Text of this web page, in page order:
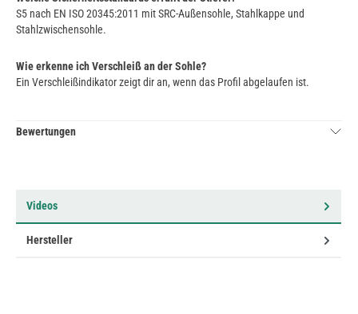
S5 nach EN ISO 20345:2011 mit SRC-Außensohle, Stahlkappe und
Stahlzwischensohle.
Wie erkenne ich Verschleiß an der Sohle?
Ein Verschleißindikator zeigt dir an, wenn das Profil abgelaufen ist.
Bewertungen
Videos
Hersteller